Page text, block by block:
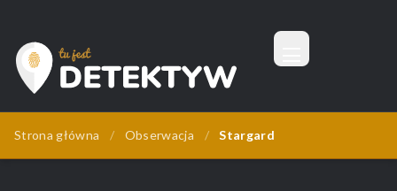
Tu Jest Detektyw
Menu
Strona główna / Obserwacja / Stargard